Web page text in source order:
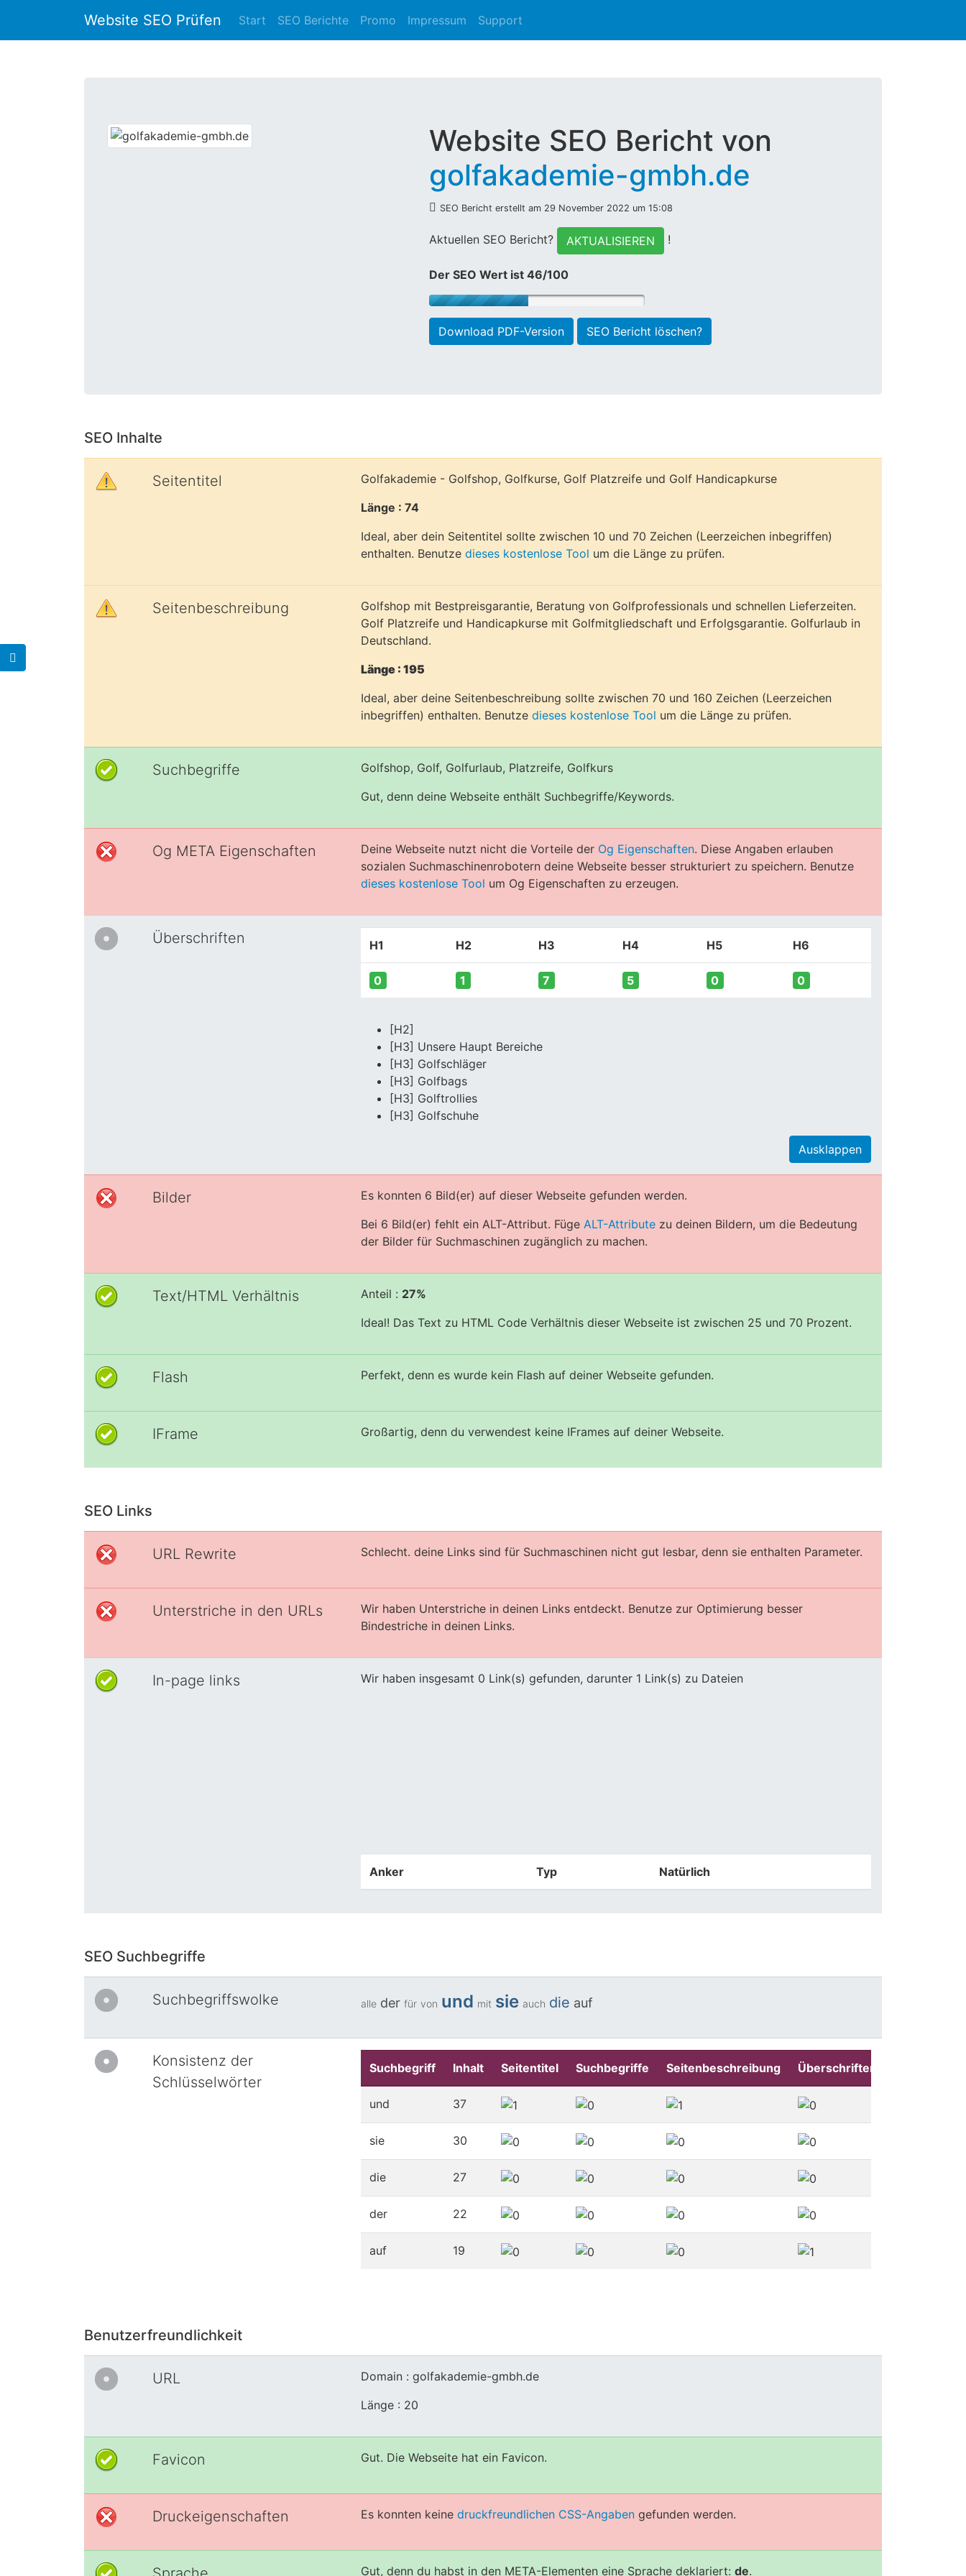
Website SEO Prüfen Start SEO Berichte Promo Impressum Support
Website SEO Bericht von
golfakademie-gmbh.de
SEO Bericht erstellt am 29 November 2022 um 15:08
Aktuellen SEO Bericht? AKTUALISIEREN !
Der SEO Wert ist 46/100
Download PDF-Version SEO Bericht löschen?
SEO Inhalte
Seitentitel
Golfakademie - Golfshop, Golfkurse, Golf Platzreife und Golf Handicapkurse
Länge : 74
Ideal, aber dein Seitentitel sollte zwischen 10 und 70 Zeichen (Leerzeichen inbegriffen)
enthalten. Benutze dieses kostenlose Tool um die Länge zu prüfen.
Seitenbeschreibung
Golfshop mit Bestpreisgarantie, Beratung von Golfprofessionals und schnellen Lieferzeiten.
Golf Platzreife und Handicapkurse mit Golfmitgliedschaft und Erfolgsgarantie. Golfurlaub in
Deutschland.
Länge : 195
Ideal, aber deine Seitenbeschreibung sollte zwischen 70 und 160 Zeichen (Leerzeichen
inbegriffen) enthalten. Benutze dieses kostenlose Tool um die Länge zu prüfen.
Suchbegriffe
Golfshop, Golf, Golfurlaub, Platzreife, Golfkurs
Gut, denn deine Webseite enthält Suchbegriffe/Keywords.
Og META Eigenschaften Deine Webseite nutzt nicht die Vorteile der Og Eigenschaften. Diese Angaben erlauben
sozialen Suchmaschinenrobotern deine Webseite besser strukturiert zu speichern. Benutze
dieses kostenlose Tool um Og Eigenschaften zu erzeugen.
Überschriften H1 H2 H3 H4 H5 H6
0 1 7 5 0 0
[H2]
[H3] Unsere Haupt Bereiche
[H3] Golfschläger
[H3] Golfbags
[H3] Golftrollies
[H3] Golfschuhe
Ausklappen
Bilder
Es konnten 6 Bild(er) auf dieser Webseite gefunden werden.
Bei 6 Bild(er) fehlt ein ALT-Attribut. Füge ALT-Attribute zu deinen Bildern, um die Bedeutung
der Bilder für Suchmaschinen zugänglich zu machen.
Text/HTML Verhältnis Anteil : 27%
Ideal! Das Text zu HTML Code Verhältnis dieser Webseite ist zwischen 25 und 70 Prozent.
Flash Perfekt, denn es wurde kein Flash auf deiner Webseite gefunden.
IFrame Großartig, denn du verwendest keine IFrames auf deiner Webseite.
SEO Links
URL Rewrite Schlecht. deine Links sind für Suchmaschinen nicht gut lesbar, denn sie enthalten Parameter.
Unterstriche in den URLs
Wir haben Unterstriche in deinen Links entdeckt. Benutze zur Optimierung besser
Bindestriche in deinen Links.
In-page links Wir haben insgesamt 0 Link(s) gefunden, darunter 1 Link(s) zu Dateien
Anker Typ Natürlich
SEO Suchbegriffe
Suchbegriffswolke alle der für von und mit sie auch die auf
Konsistenz der
Schlüsselwörter
Suchbegriff Inhalt Seitentitel Suchbegriffe Seitenbeschreibung Überschriften
und 37
sie 30
die 27
der 22
auf 19
Benutzerfreundlichkeit
URL
Domain : golfakademie-gmbh.de
Länge : 20
Favicon Gut. Die Webseite hat ein Favicon.
Druckeigenschaften Es konnten keine druckfreundlichen CSS-Angaben gefunden werden.
Gut, denn du habst in den META-Elementen eine Sprache deklariert: de.